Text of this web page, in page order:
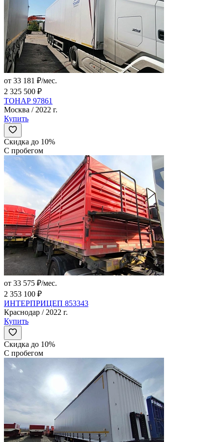
от 33 181 ₽/мес.
2 325 500 ₽
ТОНАР 97861
Москва / 2022 г.
Купить
Скидка до 10%
С пробегом
от 33 575 ₽/мес.
2 353 100 ₽
ИНТЕРПРИЦЕП 853343
Краснодар / 2022 г.
Купить
Скидка до 10%
С пробегом